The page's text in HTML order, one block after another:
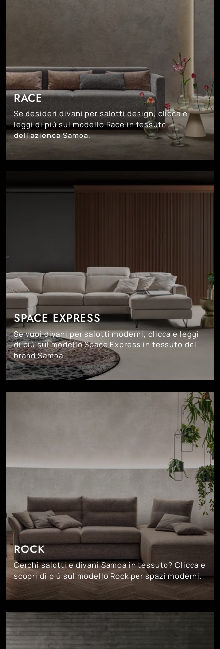
RACE
Se desideri divani per salotti design, clicca e
leggi di più sul modello Race in tessuto
dell'azienda Samoa.
SPACE EXPRESS
Se vuoi divani per salotti moderni, clicca e leggi
di più sul modello Space Express in tessuto del
brand Samoa.
ROCK
Cerchi salotti e divani Samoa in tessuto? Clicca e
scopri di più sul modello Rock per spazi moderni.